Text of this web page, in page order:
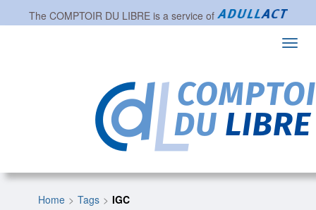
The COMPTOIR DU LIBREis a service of
Home Tags IGC